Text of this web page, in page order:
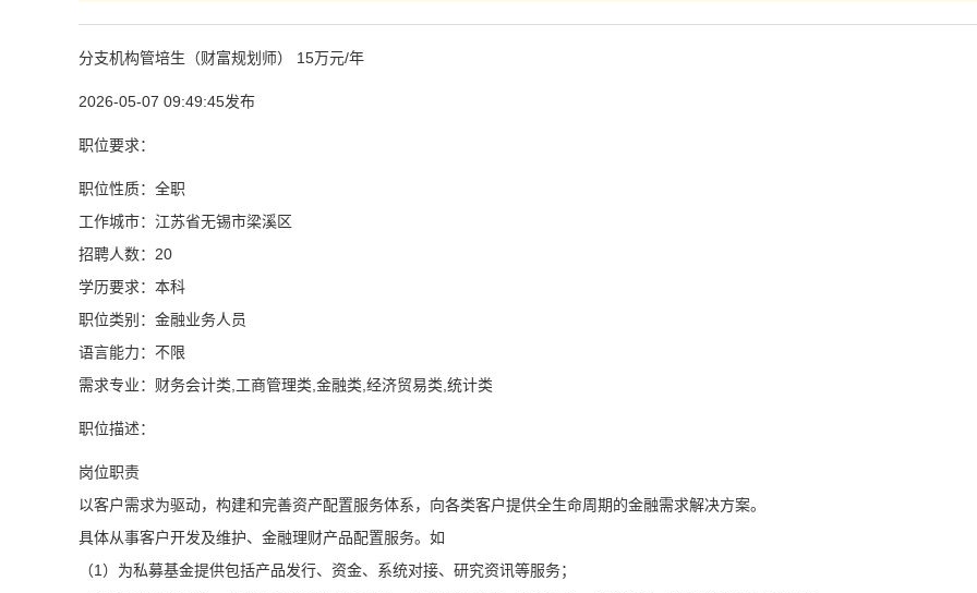
分支机构管培生（财富规划师） 15万元/年
2026-05-07 09:49:45发布
职位要求：
职位性质：全职
工作城市：江苏省无锡市梁溪区
招聘人数：20
学历要求：本科
职位类别：金融业务人员
语言能力：不限
需求专业：财务会计类,工商管理类,金融类,经济贸易类,统计类
职位描述：
岗位职责
以客户需求为驱动，构建和完善资产配置服务体系，向各类客户提供全生命周期的金融需求解决方案。
具体从事客户开发及维护、金融理财产品配置服务。如
（1）为私募基金提供包括产品发行、资金、系统对接、研究资讯等服务；